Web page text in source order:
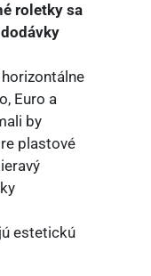
roletky sa
Euro a
by
plastové
estetickú